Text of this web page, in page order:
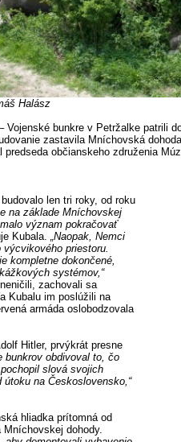
Halász
Vojenské bunkre v Petržalke patrili
zastavila Mníchovská
predseda občianskeho združenia
len tri roky, od roku
na základe Mníchovskej
význam pokračovať
Kubala. „Naopak, Nemci
priestoru.
kompletne dokončené,
systémov,“
zachovali sa
Kubalu im poslúžili na
armáda oslobodzovala
Hitler, prvýkrát presne
bunkrov obdivoval to, čo
slová svojich
na Československo,“
hliadka prítomná od
Mníchovskej dohody.